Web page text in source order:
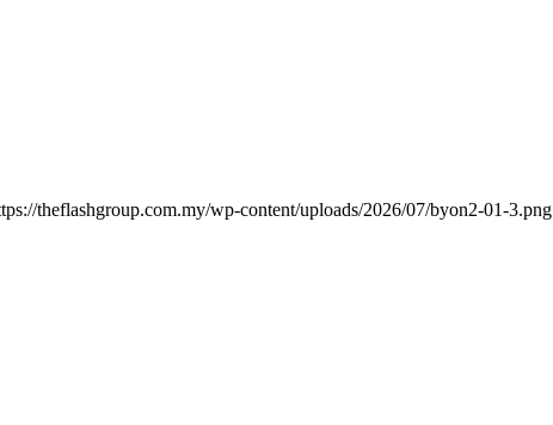
theflashgroup.com.my/wp-content/uploads/2026/07/byon2-01-3.png